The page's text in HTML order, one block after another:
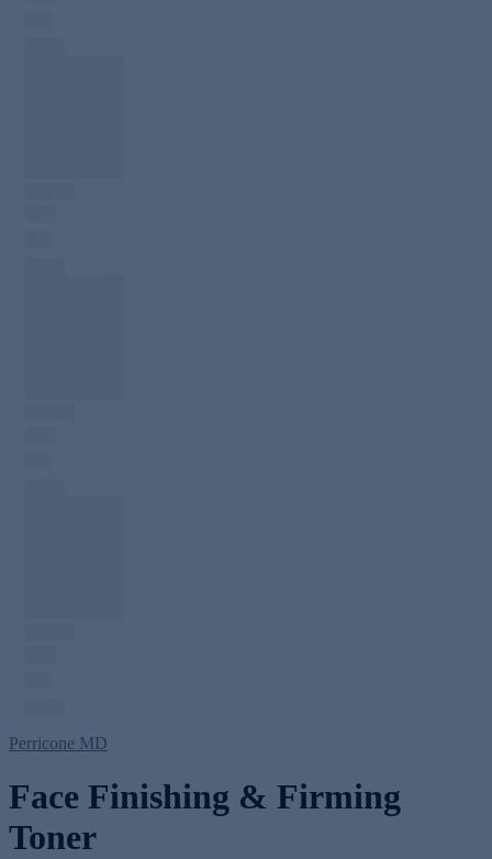
Perricone MD
Face Finishing & Firming
Toner